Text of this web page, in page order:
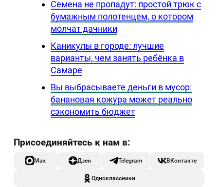
Семена не пропадут: простой трюк с
бумажным полотенцем, о котором
молчат дачники
Каникулы в городе: лучшие
варианты, чем занять ребёнка в
Самаре
Вы выбрасываете деньги в мусор:
банановая кожура может реально
сэкономить бюджет
Max Дзен Telegram ВКонтакте
Одноклассники